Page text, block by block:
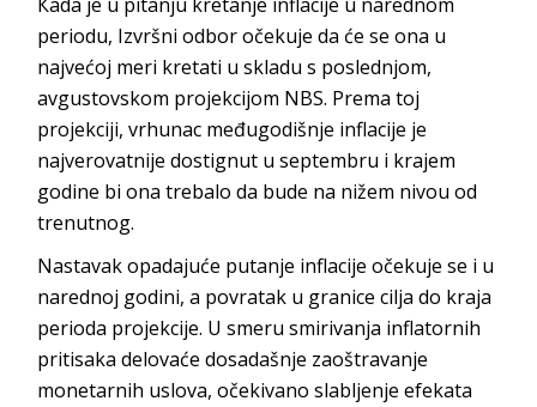
Кada je u pitanju kretanje inflacije u narednom
periodu, Izvršni odbor očekuje da će se ona u
najvećoj meri kretati u skladu s poslednjom,
avgustovskom projekcijom NBS. Prema toj
projekciji, vrhunac međugodišnje inflacije je
najverovatnije dostignut u septembru i krajem
godine bi ona trebalo da bude na nižem nivou od
trenutnog.
Nastavak opadajuće putanje inflacije očekuje se i u
narednoj godini, a povratak u granice cilja do kraja
perioda projekcije. U smeru smirivanja inflatornih
pritisaka delovaće dosadašnje zaoštravanje
monetarnih uslova, očekivano slabljenje efekata